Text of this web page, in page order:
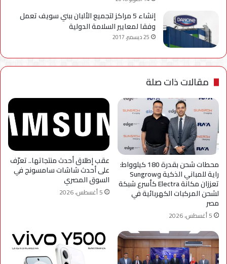
إنشاء 5 مراكز لتجميع الألبان ببني سويف تعمل
وفقا لمعايير السلامة الدولية
25 ديسمبر، 2017
مقالات ذات صلة
محطات شحن بقدرة 180 كيلوواط:
راية للمباني الذكية وSungrow
تعززان مكانة Electra كأسرع شبكة
لشحن المركبات الكهربائية في
مصر
5 أغسطس، 2026
عقب إطلاق أحدث منتجاتها.. تعرّف
على أحدث شاشات سامسونج في
السوق المصري
5 أغسطس، 2026